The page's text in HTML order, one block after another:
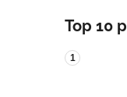
o
s
t
Top 10